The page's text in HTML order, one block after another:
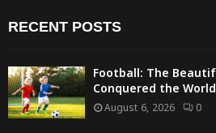
RECENT POSTS
Football: The
Conquered the
August 6, 2026 0